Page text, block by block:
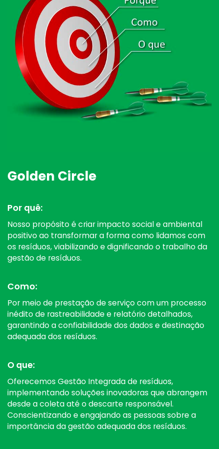
Golden Circle
Por quê:
Nosso propósito é criar impacto social e ambiental
positivo ao transformar a forma como lidamos com
os resíduos, viabilizando e dignificando o trabalho da
gestão de resíduos.
Como:
Por meio de prestação de serviço com um processo
inédito de rastreabilidade e relatório detalhados,
garantindo a confiabilidade dos dados e destinação
adequada dos resíduos.
O que:
Oferecemos Gestão Integrada de resíduos,
implementando soluções inovadoras que abrangem
desde a coleta até o descarte responsável.
Conscientizando e engajando as pessoas sobre a
importância da gestão adequada dos resíduos.